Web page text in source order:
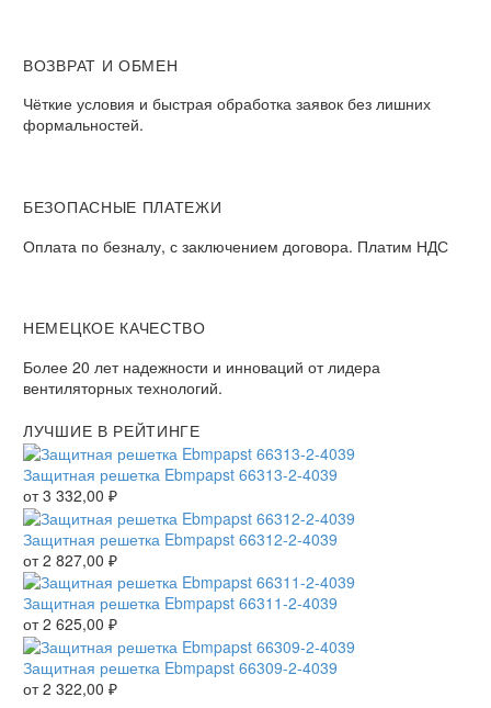
ВОЗВРАТ И ОБМЕН
Чёткие условия и быстрая обработка заявок без лишних
формальностей.
БЕЗОПАСНЫЕ ПЛАТЕЖИ
Оплата по безналу, с заключением договора. Платим НДС
НЕМЕЦКОЕ КАЧЕСТВО
Более 20 лет надежности и инноваций от лидера
вентиляторных технологий.
ЛУЧШИЕ В РЕЙТИНГЕ
Защитная решетка Ebmpapst 66313-2-4039
от3 332,00 ₽
Защитная решетка Ebmpapst 66312-2-4039
от2 827,00 ₽
Защитная решетка Ebmpapst 66311-2-4039
от2 625,00 ₽
Защитная решетка Ebmpapst 66309-2-4039
от2 322,00 ₽